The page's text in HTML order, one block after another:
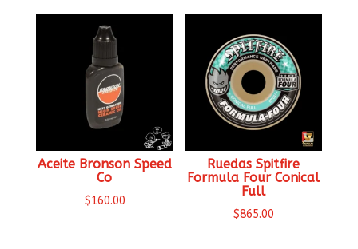
Aceite Bronson Speed
Co
$160.00
Ruedas Spitfire
Formula Four Conical
Full
$865.00